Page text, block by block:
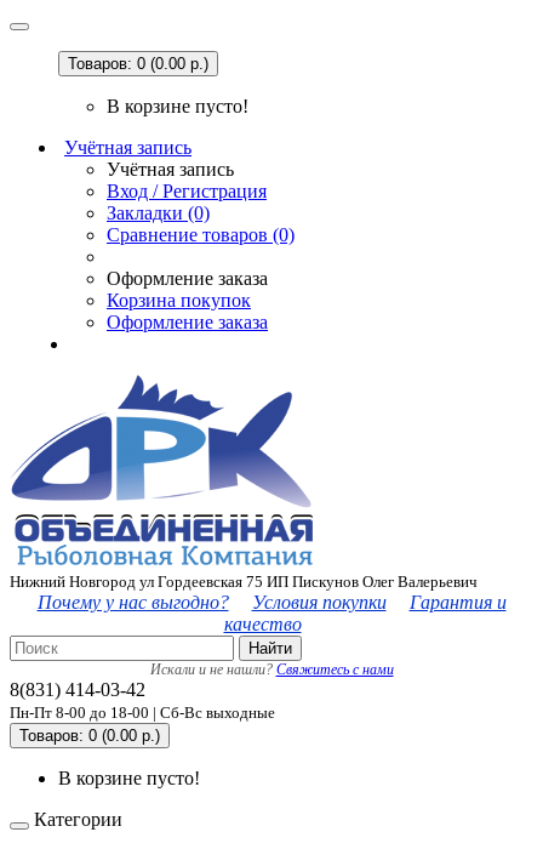
Товаров: 0 (0.00 р.)
В корзине пусто!
Учётная запись
Учётная запись
Вход / Регистрация
Закладки (0)
Сравнение товаров (0)
Оформление заказа
Корзина покупок
Оформление заказа
Нижний Новгород ул Гордеевская 75 ИП Пискунов Олег Валерьевич
Почему у нас выгодно? Условия покупки
Гарантия и
качество
Найти
Искали и не нашли? Свяжитесь с нами
8(831) 414-03-42
Пн-Пт 8-00 до 18-00 | Сб-Вс выходные
Товаров: 0 (0.00 р.)
В корзине пусто!
Категории